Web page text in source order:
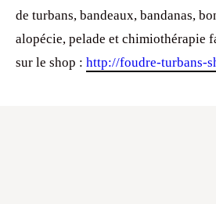
de turbans, bandeaux, bandanas,
alopécie, pelade et chimiothérapie
sur le shop : http://foudre-turbans-